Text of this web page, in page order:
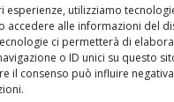
esperienze, utilizziamo
accedere alle informazioni del
ci permetterà di
o ID unici su questo
il consenso può influire
Caldaia Gas Metano
Caldaia Gas Metano Saunier